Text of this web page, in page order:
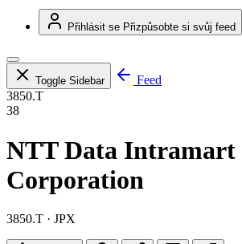
Přihlásit se Přizpůsobte si svůj feed
Toggle Sidebar
Feed
3850.T
38
NTT Data Intramart
Corporation
3850.T · JPX